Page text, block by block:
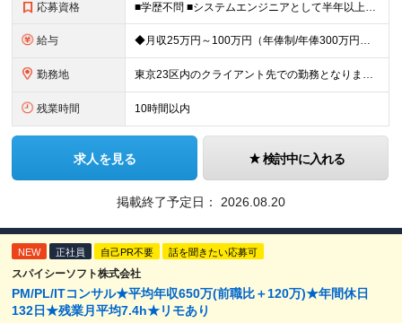
応募資格 ■学歴不問 ■システムエンジニアとして半年以上のご経験をお持ちの方（言語問わず） ※IT未経験の方も応募可能です。 【例えばこのような方におススメ！】 ◇上流工程を目指したい方 ◇セキュリティ分野に
給与 ◆月収25万円～100万円（年俸制/年俸300万円～1200万円）＋業績・季節手当 ※年俸は、12分割です。 ※前職給与や経験・スキルなどを考慮し加給・優遇します。 ※各種手当込み、交通費および残業
勤務地 東京23区内のクライアント先での勤務となります。 ※経験やスキル、通勤時間などの希望を考慮のうえ、勤務地を決定します ≪本社≫ 【本社】 東京都品川区東品川4-12-8 品川シーサイドイーストタワー
残業時間 10時間以内
求人を見る 検討中に入れる
掲載終了予定日： 2026.08.20
NEW 正社員 自己PR不要 話を聞きたい応募可
スパイシーソフト株式会社
PM/PL/ITコンサル★平均年収650万(前職比＋120万)★年間休日
132日★残業月平均7.4h★リモあり